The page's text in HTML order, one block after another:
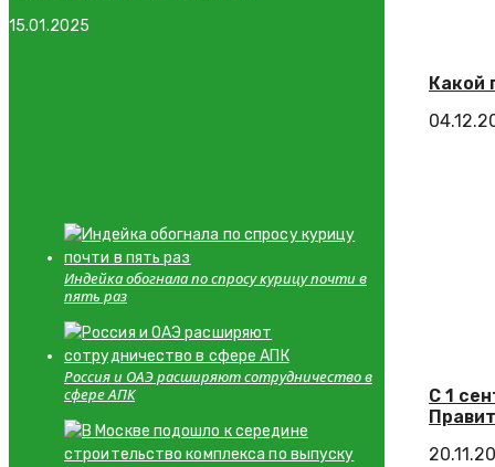
Какой
С 1
15.01.2025
Индейка обогнала по спросу курицу почти в
пять раз
Россия и ОАЭ расширяют сотрудничество в
сфере АПК